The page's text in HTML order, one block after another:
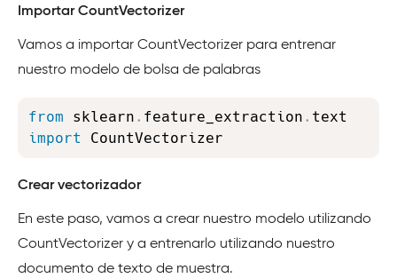
Importar CountVectorizer
Vamos a importar CountVectorizer para entrenar
nuestro modelo de bolsa de palabras
from sklearn . feature_extraction .
import
CountVectorizer
Crear vectorizador
En este paso, vamos a crear nuestro modelo utilizando
CountVectorizer y a entrenarlo utilizando nuestro
documento de texto de muestra.